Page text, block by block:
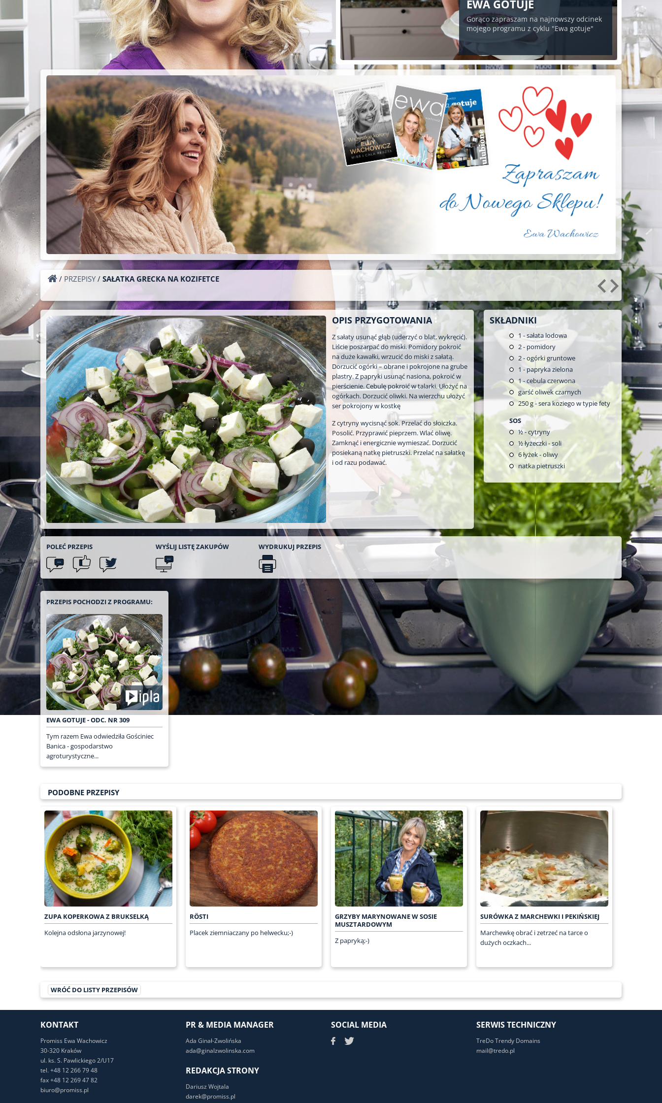
PIECZYSTE POD
CHMURKĄ!
Przepisy na grilla;-)
EWA GOTUJE
Gorąco zapraszam na najnowszy odcinek
mojego programu z cyklu "Ewa gotuje"
/ PRZEPISY / SAŁATKA GRECKA NA KOZIFETCE
OPIS PRZYGOTOWANIA
Z sałaty usunąć głąb (uderzyć o blat, wykręcić).
Liście poszarpać do miski. Pomidory pokroić
na duże kawałki, wrzucić do miski z sałatą.
Dorzucić ogórki – obrane i pokrojone na grube
plastry. Z papryki usunąć nasiona, pokroić w
pierścienie. Cebulę pokroić w talarki. Ułożyć na
ogórkach. Dorzucić oliwki. Na wierzchu ułożyć
ser pokrojony w kostkę
Z cytryny wycisnąć sok. Przelać do słoiczka.
Posolić. Przyprawić pieprzem. Wlać oliwę.
Zamknąć i energicznie wymieszać. Dorzucić
posiekaną natkę pietruszki. Przelać na sałatkę
i od razu podawać.
SKŁADNIKI
1 - sałata lodowa
2- pomidory
2- ogórki gruntowe
1 - papryka zielona
1- cebula czerwona
garść oliwek czarnych
250g - sera koziego w typie fety
SOS
½- cytryny
½łyżeczki - soli
6łyżek - oliwy
natka pietruszki
POLEĆ PRZEPIS WYŚLIJ LISTĘZAKUPÓW WYDRUKUJ PRZEPIS
PRZEPIS POCHODZI Z PROGRAMU:
EWA GOTUJE - ODC. NR 309
Tym razem Ewa odwiedziła Gościniec
Banica - gospodarstwo
agroturystyczne...
PODOBNE PRZEPISY
ZUPA KOPERKOWA Z BRUKSELKĄ
Kolejna odsłona jarzynowej!
RÖSTI
Placek ziemniaczany po helwecku;-)
GRZYBY MARYNOWANE W SOSIE
MUSZTARDOWYM
Z papryką;-)
SURÓWKA Z MARCHEWKI I PEKIŃSKIEJ
Marchewkę obrać i zetrzeć na tarce o
dużych oczkach...
WRÓĆ DO LISTY PRZEPISÓW
KONTAKT
Promiss Ewa Wachowicz
30-320 Kraków
ul. ks. S. Pawlickiego 2/U17
tel. +48 12 266 79 48
fax +48 12 269 47 82
biuro@promiss.pl
PR & MEDIA MANAGER
Ada Ginał-Zwolińska
ada@ginalzwolinska.com
REDAKCJA STRONY
Dariusz Wojtala
darek@promiss.pl
SOCIAL MEDIA SERWIS TECHNICZNY
TreDo Trendy Domains
mail@tredo.pl